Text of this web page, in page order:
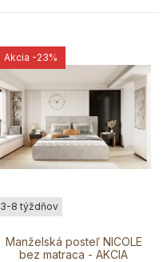
Manželská posteľ NICOLE
bez matraca - AKCIA
Akcia -23%
3-8 týždňov